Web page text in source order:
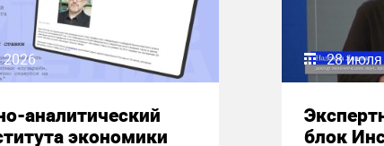
аналитический
экономики
28
блок